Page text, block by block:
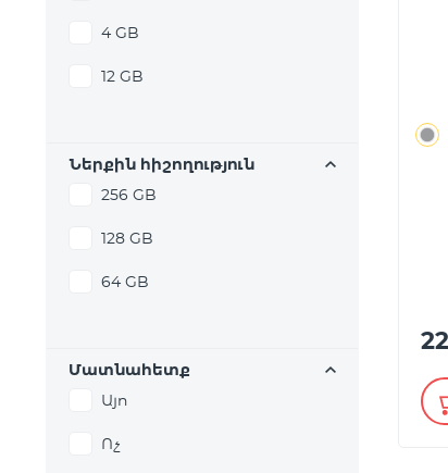
4 GB
12 GB
Ներքին հիշողություն
256 GB
128 GB
64 GB
Մատնահետք
Այո
Ոչ